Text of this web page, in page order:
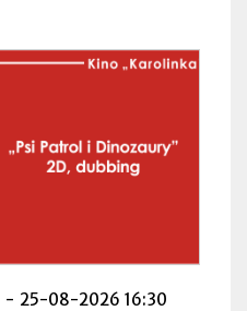
- 25-08-2026 16:30